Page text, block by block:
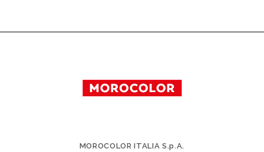
MOROCOLOR ITALIA S.p.A.